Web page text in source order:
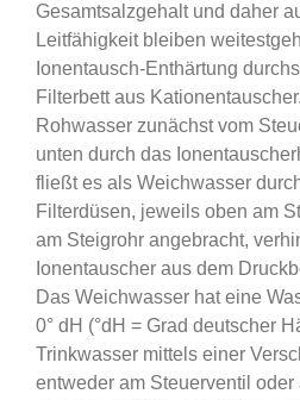
Gesamtsalzgehalt und daher
Leitfähigkeit bleiben
Ionentausch-Enthärtung
Filterbett aus
Rohwasser zunächst vom
unten durch das
fließt es als Weichwasser
Filterdüsen, jeweils oben am
am Steigrohr angebracht,
Ionentauscher aus dem
Das Weichwasser hat eine
0° dH (°dH = Grad deutscher
Trinkwasser mittels einer
entweder am Steuerventil